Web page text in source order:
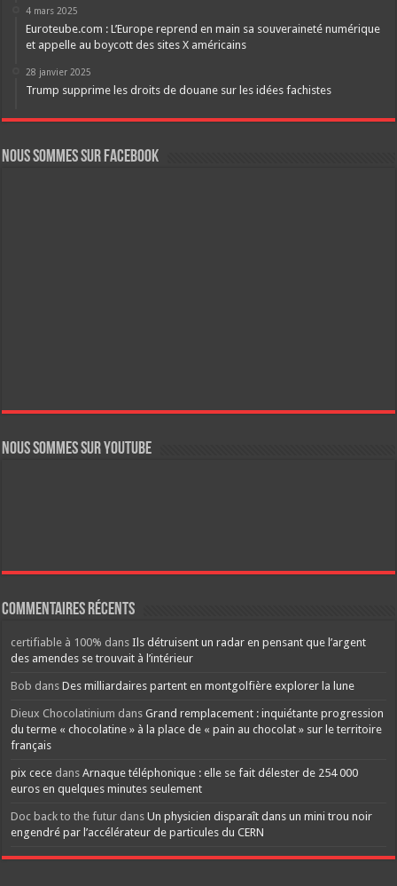
4 mars 2025
Euroteube.com : L’Europe reprend en main sa souveraineté numérique
et appelle au boycott des sites X américains
28 janvier 2025
Trump supprime les droits de douane sur les idées fachistes
Nous sommes sur FaceBook
Nous sommes sur YouTube
Commentaires récents
certifiable à 100% dansIls détruisent un radar en pensant que l’argent
des amendes se trouvait à l’intérieur
Bob dansDes milliardaires partent en montgolfière explorer la lune
Dieux Chocolatinium dansGrand remplacement : inquiétante progression
du terme « chocolatine » à la place de « pain au chocolat » sur le territoire
français
pix cece dansArnaque téléphonique : elle se fait délester de 254 000
euros en quelques minutes seulement
Doc back to the futur dansUn physicien disparaît dans un mini trou noir
engendré par l’accélérateur de particules du CERN